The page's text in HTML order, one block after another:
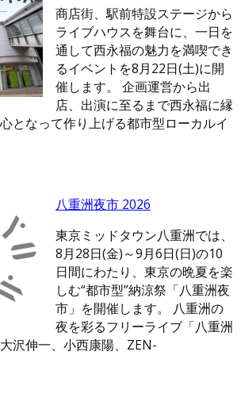
商店街、駅前特設ステージから
ライブハウスを舞台に、一日を
通して西永福の魅力を満喫でき
るイベントを8月22日(土)に開
催します。 企画運営から出
店、出演に至るまで西永福に縁
となって作り上げる都市型ローカルイ
八重洲夜市 2026
東京ミッドタウン八重洲では、
8月28日(金)～9月6日(日)の10
日間にわたり、東京の晩夏を楽
しむ“都市型”納涼祭「八重洲夜
市」を開催します。 八重洲の
夜を彩るフリーライブ「八重洲
沢伸一、小西康陽、ZEN-